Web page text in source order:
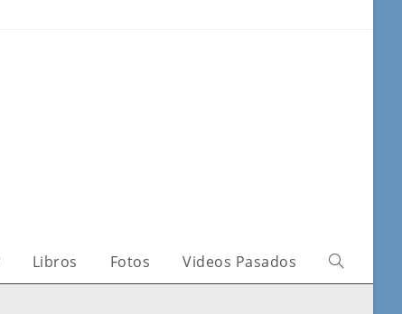
Libros Fotos Videos Pasados